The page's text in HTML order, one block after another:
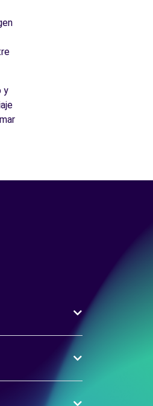
y